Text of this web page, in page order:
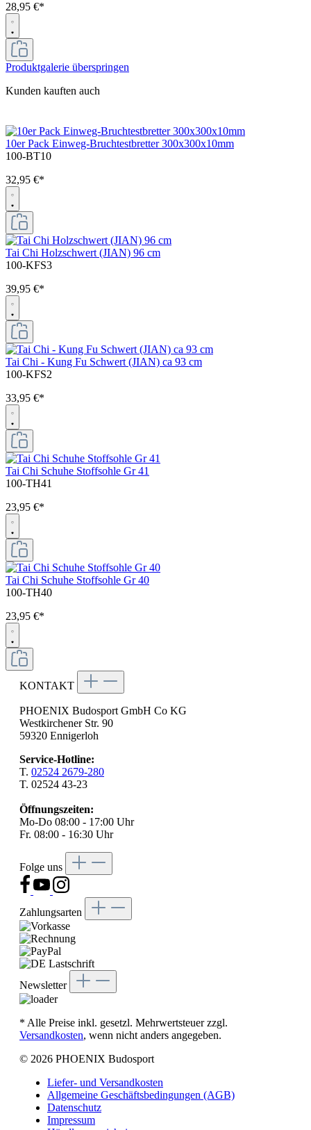
28,95 €*
Produktgalerie überspringen
Kunden kauften auch
10er Pack Einweg-Bruchtestbretter 300x300x10mm
100-BT10
32,95 €*
Tai Chi Holzschwert (JIAN) 96 cm
100-KFS3
39,95 €*
Tai Chi - Kung Fu Schwert (JIAN) ca 93 cm
100-KFS2
33,95 €*
Tai Chi Schuhe Stoffsohle Gr 41
100-TH41
23,95 €*
Tai Chi Schuhe Stoffsohle Gr 40
100-TH40
23,95 €*
KONTAKT
PHOENIX Budosport GmbH Co KG
Westkirchener Str. 90
59320 Ennigerloh
Service-Hotline:
T. 02524 2679-280
T. 02524 43-23
Öffnungszeiten:
Mo-Do 08:00 - 17:00 Uhr
Fr. 08:00 - 16:30 Uhr
Folge uns
Zahlungsarten
Newsletter
* Alle Preise inkl. gesetzl. Mehrwertsteuer zzgl.
Versandkosten, wenn nicht anders angegeben.
© 2026 PHOENIX Budosport
Liefer- und Versandkosten
Allgemeine Geschäftsbedingungen (AGB)
Datenschutz
Impressum